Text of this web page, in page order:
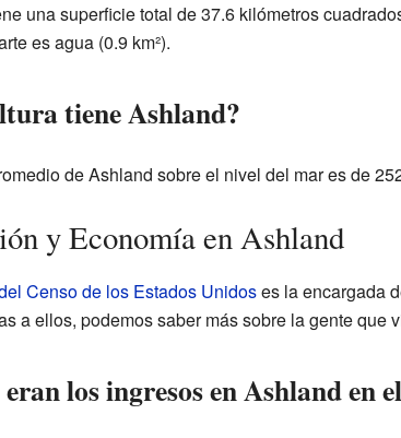
una superficie total de 37.6 kilómetros
es agua (0.9 km²).
tiene Ashland?
de Ashland sobre el nivel del mar es de
y Economía en Ashland
Censo de los Estados Unidoses la encargada
a ellos, podemos saber más sobre la gente que
los ingresos en Ashland en